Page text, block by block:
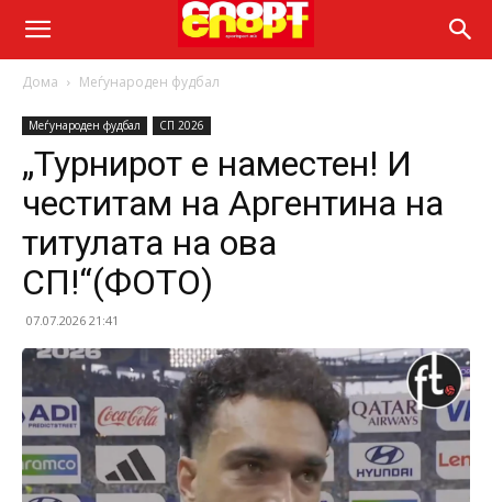
Дома Меѓународен фудбал
Меѓународен фудбал СП 2026
„Турнирот е наместен! И
честитам на Аргентина на
титулата на ова
СП!“(ФОТО)
07.07.2026 21:41